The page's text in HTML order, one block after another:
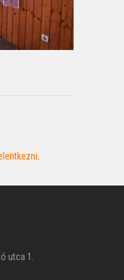
utca 1.